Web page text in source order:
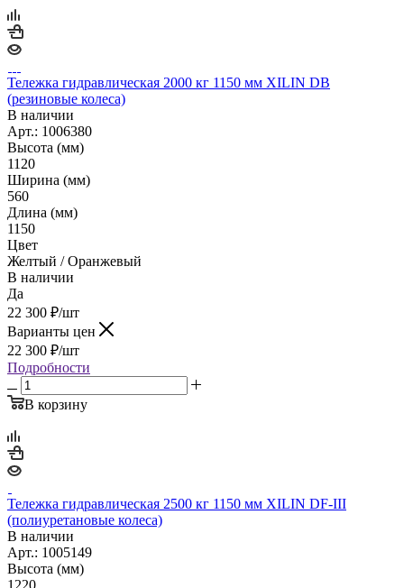
Тележка гидравлическая 2000 кг 1150 мм XILIN DB
(резиновые колеса)
В наличии
Арт.: 1006380
Высота (мм)
1120
Ширина (мм)
560
Длина (мм)
1150
Цвет
Желтый / Оранжевый
В наличии
Да
22 300 ₽/шт
Варианты цен
22 300 ₽/шт
Подробности
В корзину
Тележка гидравлическая 2500 кг 1150 мм XILIN DF-III
(полиуретановые колеса)
В наличии
Арт.: 1005149
Высота (мм)
1220